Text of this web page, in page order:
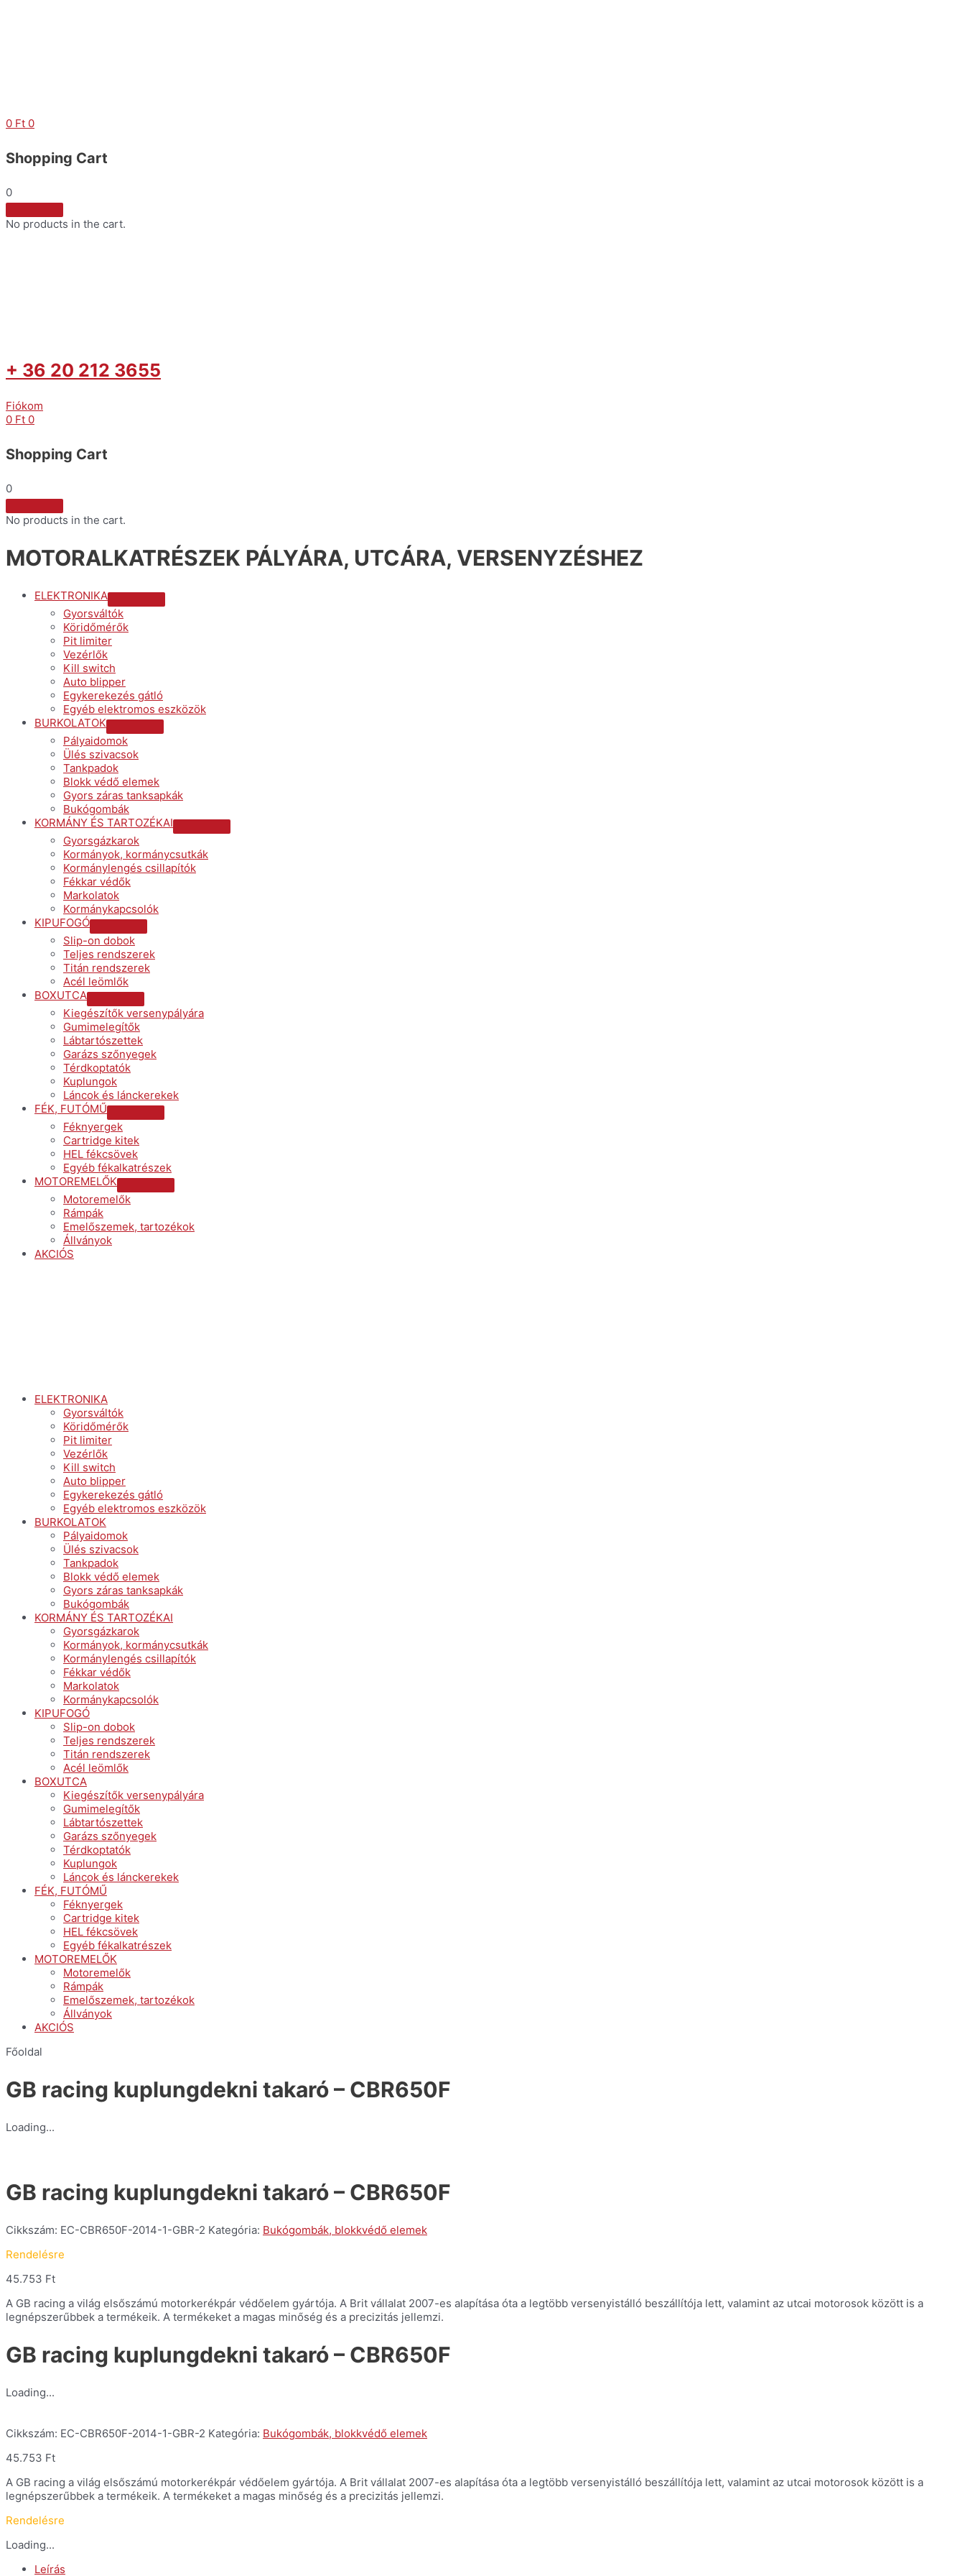
0 Ft 0
Shopping Cart
0
No products in the cart.
+ 36 20 212 3655
Fiókom
0 Ft 0
Shopping Cart
0
No products in the cart.
MOTORALKATRÉSZEK PÁLYÁRA, UTCÁRA, VERSENYZÉSHEZ
ELEKTRONIKA
Menu
Gyorsváltók
Köridőmérők
Pit limiter
Vezérlők
Kill switch
Auto blipper
Egykerekezés gátló
Egyéb elektromos eszközök
BURKOLATOK
Menu
Pályaidomok
Ülés szivacsok
Tankpadok
Blokk védő elemek
Gyors záras tanksapkák
Bukógombák
KORMÁNY ÉS TARTOZÉKAI
Menu
Gyorsgázkarok
Kormányok, kormánycsutkák
Kormánylengés csillapítók
Fékkar védők
Markolatok
Kormánykapcsolók
KIPUFOGÓ
Menu
Toggle
Slip-on dobok
Teljes rendszerek
Titán rendszerek
Acél leömlők
BOXUTCA
Menu
Toggle
Kiegészítők versenypályára
Gumimelegítők
Lábtartószettek
Garázs szőnyegek
Térdkoptatók
Kuplungok
Láncok és lánckerekek
FÉK, FUTÓMŰ
Menu
Féknyergek
Cartridge kitek
HEL fékcsövek
Egyéb fékalkatrészek
MOTOREMELŐK
Menu
Motoremelők
Rámpák
Emelőszemek, tartozékok
Állványok
AKCIÓS
ELEKTRONIKA
Gyorsváltók
Köridőmérők
Pit limiter
Vezérlők
Kill switch
Auto blipper
Egykerekezés gátló
Egyéb elektromos eszközök
BURKOLATOK
Pályaidomok
Ülés szivacsok
Tankpadok
Blokk védő elemek
Gyors záras tanksapkák
Bukógombák
KORMÁNY ÉS TARTOZÉKAI
Gyorsgázkarok
Kormányok, kormánycsutkák
Kormánylengés csillapítók
Fékkar védők
Markolatok
Kormánykapcsolók
KIPUFOGÓ
Slip-on dobok
Teljes rendszerek
Titán rendszerek
Acél leömlők
BOXUTCA
Kiegészítők versenypályára
Gumimelegítők
Lábtartószettek
Garázs szőnyegek
Térdkoptatók
Kuplungok
Láncok és lánckerekek
FÉK, FUTÓMŰ
Féknyergek
Cartridge kitek
HEL fékcsövek
Egyéb fékalkatrészek
MOTOREMELŐK
Motoremelők
Rámpák
Emelőszemek, tartozékok
Állványok
AKCIÓS
Főoldal
GB racing kuplungdekni takaró – CBR650F
Loading...
GB racing kuplungdekni takaró – CBR650F
Cikkszám: EC-CBR650F-2014-1-GBR-2 Kategória: Bukógombák, blokkvédő elemek
Rendelésre
45.753 Ft
A GB racing a világ elsőszámú motorkerékpár védőelem gyártója. A Brit vállalat 2007-es alapítása óta a legtöbb versenyistálló beszállítója lett, valamint az utcai motorosok között is a
legnépszerűbbek a termékeik. A termékeket a magas minőség és a precizitás jellemzi.
GB racing kuplungdekni takaró – CBR650F
Loading...
Cikkszám: EC-CBR650F-2014-1-GBR-2 Kategória: Bukógombák, blokkvédő elemek
45.753 Ft
A GB racing a világ elsőszámú motorkerékpár védőelem gyártója. A Brit vállalat 2007-es alapítása óta a legtöbb versenyistálló beszállítója lett, valamint az utcai motorosok között is a
legnépszerűbbek a termékeik. A termékeket a magas minőség és a precizitás jellemzi.
Rendelésre
Loading...
Leírás